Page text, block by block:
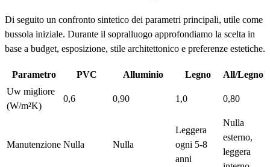
Di seguito un confronto sintetico dei parametri principali, utile come
bussola iniziale. Durante il sopralluogo approfondiamo la scelta in
base a budget, esposizione, stile architettonico e preferenze estetiche.
Parametro PVC Alluminio Legno
All/Legno
Uw migliore
(W/m²K)
0,6 0,90 1,0 0,80
Manutenzione Nulla Nulla
Leggera
ogni 5-8
anni
Nulla
esterno,
leggera